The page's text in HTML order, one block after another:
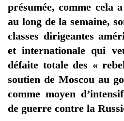
présumée, comme cela
au long de la semaine,
classes dirigeantes
et internationale qui
défaite totale des «
soutien de Moscou au
comme moyen
de guerre contre la